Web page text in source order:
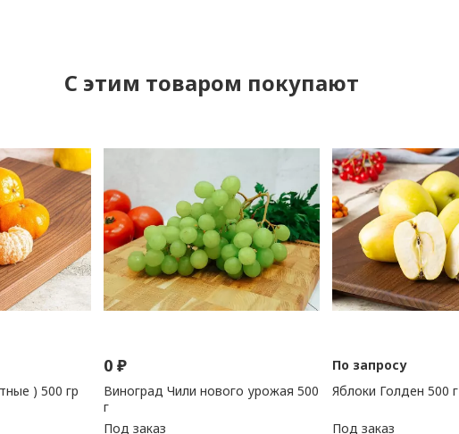
C этим товаром покупают
) 500 гр
0₽
Виноград Чили нового урожая 500
г
По запросу
Яблоки Голден 500 г